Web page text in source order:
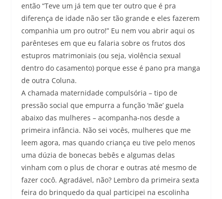
então “Teve um já tem que ter outro que é pra
diferença de idade não ser tão grande e eles fazerem
companhia um pro outro!” Eu nem vou abrir aqui os
parênteses em que eu falaria sobre os frutos dos
estupros matrimoniais (ou seja, violência sexual
dentro do casamento) porque esse é pano pra manga
de outra Coluna.
A chamada maternidade compulsória – tipo de
pressão social que empurra a função ‘mãe’ guela
abaixo das mulheres – acompanha-nos desde a
primeira infância. Não sei vocês, mulheres que me
leem agora, mas quando criança eu tive pelo menos
uma dúzia de bonecas bebês e algumas delas
vinham com o plus de chorar e outras até mesmo de
fazer cocô. Agradável, não? Lembro da primeira sexta
feira do brinquedo da qual participei na escolinha